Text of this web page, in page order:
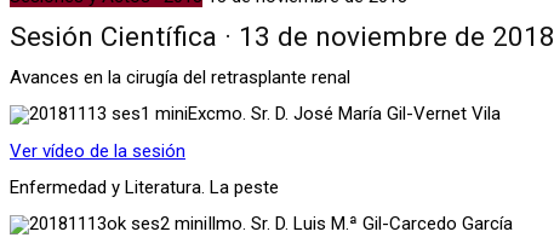
Sesión Científica · 13 de noviembre de 2018
Avances en la cirugía del retrasplante renal
Excmo. Sr. D. José María Gil-Vernet Vila
Ver vídeo de la sesión
Enfermedad y Literatura. La peste
Ilmo. Sr. D. Luis M.ª Gil-Carcedo García